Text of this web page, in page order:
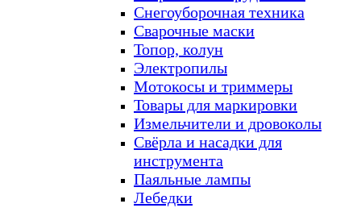
Снегоуборочная техника
Сварочные маски
Топор, колун
Электропилы
Мотокосы и триммеры
Товары для маркировки
Измельчители и дровоколы
Свёрла и насадки для
инструмента
Паяльные лампы
Лебедки